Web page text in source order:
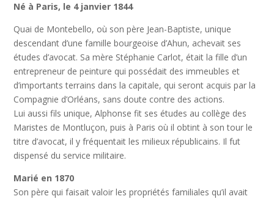
Né à Paris, le 4 janvier 1844
Quai de Montebello, où son père Jean-Baptiste, unique
descendant d’une famille bourgeoise d’Ahun, achevait ses
études d’avocat. Sa mère Stéphanie Carlot, était la fille d’un
entrepreneur de peinture qui possédait des immeubles et
d’importants terrains dans la capitale, qui seront acquis par la
Compagnie d’Orléans, sans doute contre des actions.
Lui aussi fils unique, Alphonse fit ses études au collège des
Maristes de Montluçon, puis à Paris où il obtint à son tour le
titre d’avocat, il y fréquentait les milieux républicains. Il fut
dispensé du service militaire.
Marié en 1870
Son père qui faisait valoir les propriétés familiales qu’il avait